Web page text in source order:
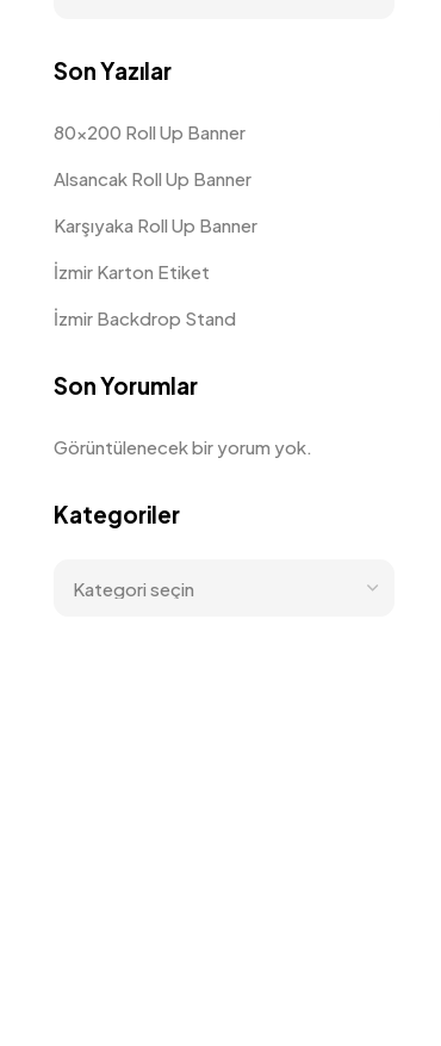
Son Yazılar
80×200 Roll Up Banner
Alsancak Roll Up Banner
Karşıyaka Roll Up Banner
İzmir Karton Etiket
İzmir Backdrop Stand
Son Yorumlar
Görüntülenecek bir yorum yok.
Kategoriler